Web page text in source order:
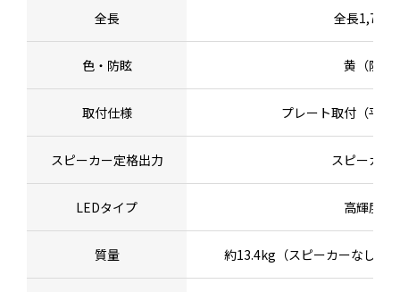
全長 全長
色・防眩 黄（防眩
取付仕様 プレート取付（平面
スピーカー定格出力 スピーカー
LEDタイプ 高輝度
質量 約13.4kg（スピーカーなし、